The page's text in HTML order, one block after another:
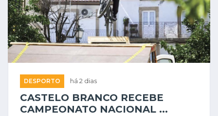
DESPORTO há 2 dias
CASTELO BRANCO RECEBE
CAMPEONATO NACIONAL ...